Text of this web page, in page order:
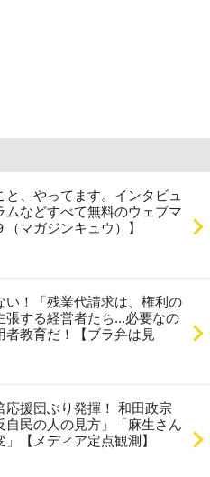
、やってます。インタビュ
ムなどすべて無料のウェブマ
マガジンキュウ）】
い！「残業代請求は、権利の
張する経営者たち...必要なの
者教育だ！【ブラ弁は見
応援団ぶり発揮！ 和田政宗
自民の人の見方」「麻生さん
【メディア定点観測】